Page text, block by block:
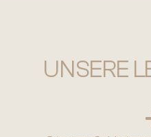
UNSERE